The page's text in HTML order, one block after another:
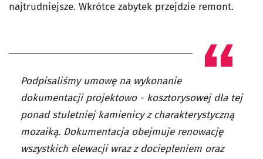
najtrudniejsze. Wkrótce zabytek przejdzie remont.
Podpisaliśmy umowę na wykonanie
dokumentacji projektowo - kosztorysowej dla tej
ponad stuletniej kamienicy z charakterystyczną
mozaiką. Dokumentacja obejmuje renowację
wszystkich elewacji wraz z dociepleniem oraz